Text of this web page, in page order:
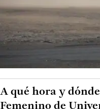
A qué hora y
Femenino de